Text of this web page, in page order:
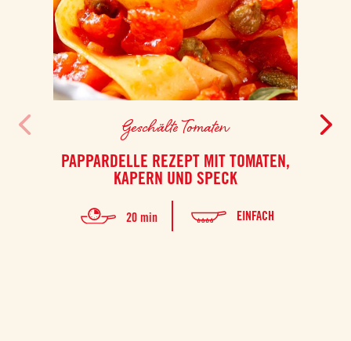
Geschälte Tomaten
PAPPARDELLE REZEPT MIT TOMATEN,
KAPERN UND SPECK
20 min EINFACH